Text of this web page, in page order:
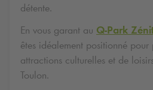
détente.
En vous garant au Q-Park
êtes idéalement positionné pour
attractions culturelles et de
Toulon.